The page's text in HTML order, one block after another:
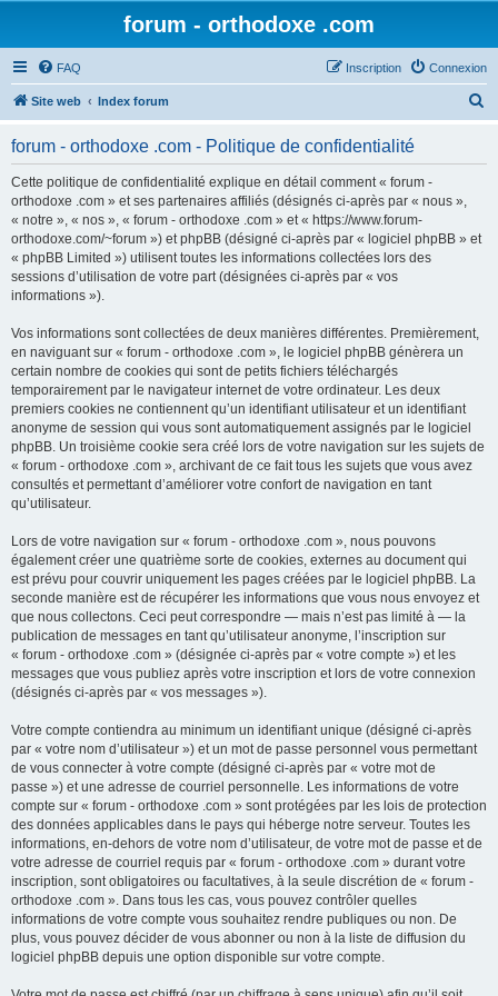
forum - orthodoxe .com
FAQ Connexion
Inscription
Site web Index forum
forum - orthodoxe .com - Politique de confidentialité
Cette politique de confidentialité explique en détail comment « forum -
orthodoxe .com » et ses partenaires affiliés (désignés ci-après par « nous »,
« notre », « nos », « forum - orthodoxe .com » et « https://www.forum-
orthodoxe.com/~forum ») et phpBB (désigné ci-après par « logiciel phpBB » et
« phpBB Limited ») utilisent toutes les informations collectées lors des
sessions d’utilisation de votre part (désignées ci-après par « vos
informations »).
Vos informations sont collectées de deux manières différentes. Premièrement,
en naviguant sur « forum - orthodoxe .com », le logiciel phpBB génèrera un
certain nombre de cookies qui sont de petits fichiers téléchargés
temporairement par le navigateur internet de votre ordinateur. Les deux
premiers cookies ne contiennent qu’un identifiant utilisateur et un identifiant
anonyme de session qui vous sont automatiquement assignés par le logiciel
phpBB. Un troisième cookie sera créé lors de votre navigation sur les sujets de
« forum - orthodoxe .com », archivant de ce fait tous les sujets que vous avez
consultés et permettant d’améliorer votre confort de navigation en tant
qu’utilisateur.
Lors de votre navigation sur « forum - orthodoxe .com », nous pouvons
également créer une quatrième sorte de cookies, externes au document qui
est prévu pour couvrir uniquement les pages créées par le logiciel phpBB. La
seconde manière est de récupérer les informations que vous nous envoyez et
que nous collectons. Ceci peut correspondre — mais n’est pas limité à — la
publication de messages en tant qu’utilisateur anonyme, l’inscription sur
« forum - orthodoxe .com » (désignée ci-après par « votre compte ») et les
messages que vous publiez après votre inscription et lors de votre connexion
(désignés ci-après par « vos messages »).
Votre compte contiendra au minimum un identifiant unique (désigné ci-après
par « votre nom d’utilisateur ») et un mot de passe personnel vous permettant
de vous connecter à votre compte (désigné ci-après par « votre mot de
passe ») et une adresse de courriel personnelle. Les informations de votre
compte sur « forum - orthodoxe .com » sont protégées par les lois de protection
des données applicables dans le pays qui héberge notre serveur. Toutes les
informations, en-dehors de votre nom d’utilisateur, de votre mot de passe et de
votre adresse de courriel requis par « forum - orthodoxe .com » durant votre
inscription, sont obligatoires ou facultatives, à la seule discrétion de « forum -
orthodoxe .com ». Dans tous les cas, vous pouvez contrôler quelles
informations de votre compte vous souhaitez rendre publiques ou non. De
plus, vous pouvez décider de vous abonner ou non à la liste de diffusion du
logiciel phpBB depuis une option disponible sur votre compte.